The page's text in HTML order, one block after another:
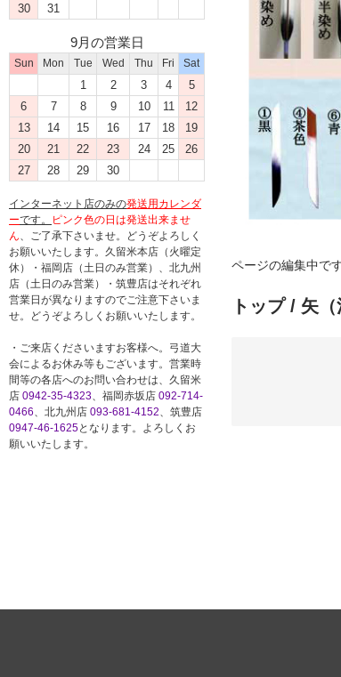
30
31
9月の営業日
Sun Mon Tue Wed Thu Fri Sat
1 2 3 4
5
6
7 8 9 10 11
12
13
14 15 16 17 18
19
20
21 22 23 24 25
26
27
28 29 30
インターネット店のみの発送用カレンダ
ーです。
ピンク色の日は発送出来ませ
ん、ご了承下さいませ。どうぞよろしく
お願いいたします。久留米本店（火曜定
休）・福岡店（土日のみ営業）、北九州
店（土日のみ営業）・筑豊店はそれぞれ
営業日が異なりますのでご注意下さいま
せ。どうぞよろしくお願いいたします。
・ご来店くださいますお客様へ。弓道大
会によるお休み等もございます。営業時
間等の各店へのお問い合わせは、久留米
店 0942-35-4323、福岡赤坂店 092-714-
0466、北九州店 093-681-4152、筑豊店
0947-46-1625となります。よろしくお
願いいたします。
ページの編集中で
トップ/ 矢（